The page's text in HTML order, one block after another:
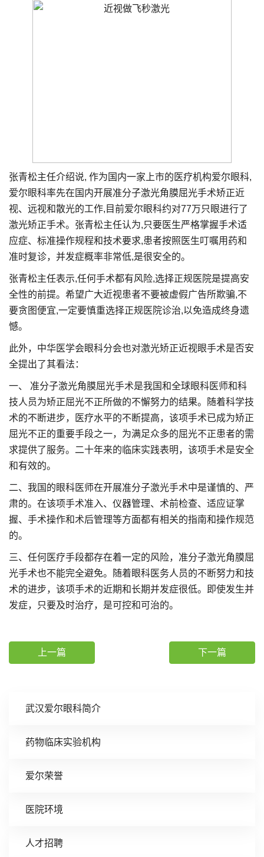
武汉爱尔眼科简介
药物临床实验机构
爱尔荣誉
医院环境
人才招聘
张青松主任介绍说, 作为国内一家上市的医疗机构爱尔眼科,
爱尔眼科率先在国内开展准分子激光角膜屈光手术矫正近
视、远视和散光的工作,目前爱尔眼科约对77万只眼进行了
激光矫正手术。张青松主任认为,只要医生严格掌握手术适
应症、标准操作规程和技术要求,患者按照医生叮嘱用药和
准时复诊，并发症概率非常低,是很安全的。
张青松主任表示,任何手术都有风险,选择正规医院是提高安
全性的前提。希望广大近视患者不要被虚假广告所欺骗,不
要贪图便宜,一定要慎重选择正规医院诊治,以免造成终身遗
憾。
此外，中华医学会眼科分会也对激光矫正近视眼手术是否安
全提出了其看法：
一、 准分子激光角膜屈光手术是我国和全球眼科医师和科
技人员为矫正屈光不正所做的不懈努力的结果。随着科学技
术的不断进步，医疗水平的不断提高，该项手术已成为矫正
屈光不正的重要手段之一，为满足众多的屈光不正患者的需
求提供了服务。二十年来的临床实践表明，该项手术是安全
和有效的。
二、我国的眼科医师在开展准分子激光手术中是谨慎的、严
肃的。在该项手术准入、仪器管理、术前检查、适应证掌
握、手术操作和术后管理等方面都有相关的指南和操作规范
的。
三、任何医疗手段都存在着一定的风险，准分子激光角膜屈
光手术也不能完全避免。随着眼科医务人员的不断努力和技
术的进步，该项手术的近期和长期并发症很低。即使发生并
发症，只要及时治疗，是可控和可治的。
上一篇 下一篇